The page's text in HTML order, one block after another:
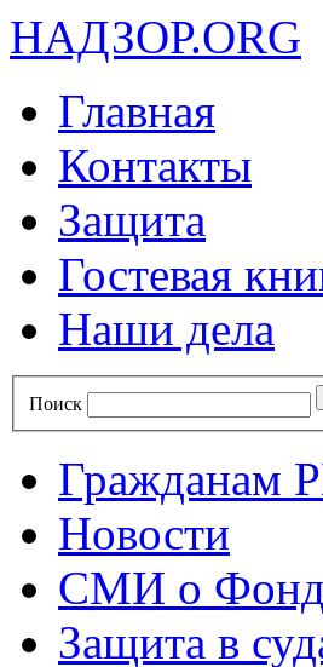
НАДЗОР.ORG
Главная
Контакты
Защита
Гостевая
Наши дела
Поиск
Гражданам
Новости
СМИ о
Защита в